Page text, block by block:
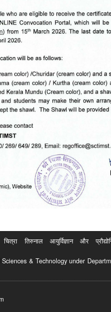
तिरुनाल आयुर्विज्ञान और
& Technology under